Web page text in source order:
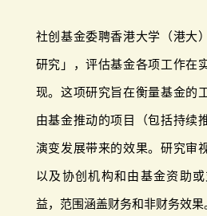
社创基金委聘香港大学（港大
研究」，评估基金各项工作在
现。这项研究旨在衡量基金的
由基金推动的项目（包括持续
演变发展带来的效果。研究审
以及协创机构和由基金资助
益，范围涵盖财务和非财务效果